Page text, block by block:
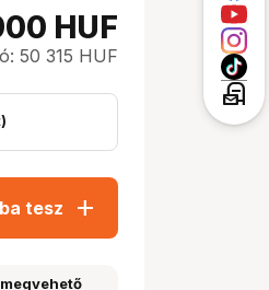
HUF
50 315 HUF
tesz add
local_post_office